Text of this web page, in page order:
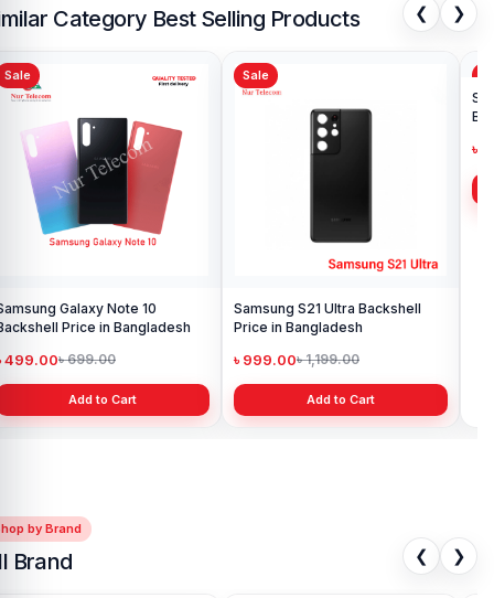
Category Best Selling Products ❮ ❯
Sale
Galaxy Note 10
Price in Bangladesh
499.00৳ 699.00
Add to Cart
Sale
Samsung S21 Ultra Backshell
Price in Bangladesh
৳ 999.00৳ 1,199.00
Add to Cart
by Brand
Brand ❮ ❯